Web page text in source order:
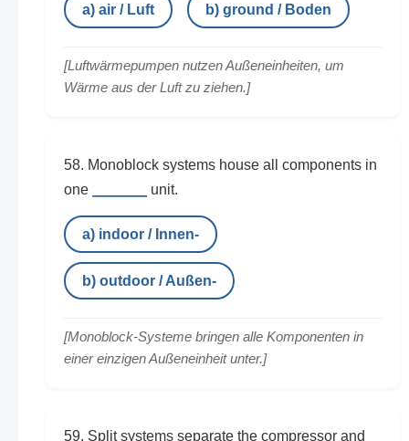
a) air / Luft b) ground / Boden
[Luftwärmepumpen nutzen Außeneinheiten, um
Wärme aus der Luft zu ziehen.]
58. Monoblock systems house all components in
one
unit.
a) indoor / Innen-
b) outdoor / Außen-
[Monoblock-Systeme bringen alle Komponenten in
einer einzigen Außeneinheit unter.]
59. Split systems separate the compressor and